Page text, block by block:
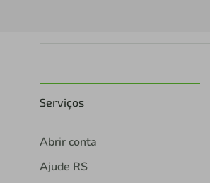
Serviços
Abrir conta
Ajude RS